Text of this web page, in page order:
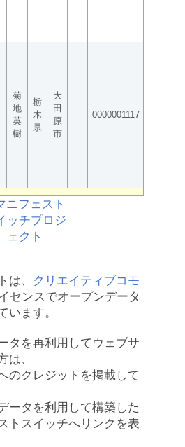
菊
地
英
樹
栃
木
県
大
田
原
市
0000001117
は、
クリエイティブコモ
センスでオープンデータ
います。
タを再利用してウェブサ
は、
のクレジットを掲載して
ータを利用して構築した
トスイッチへリンクを表